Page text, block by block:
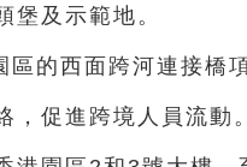
堡及示範地。
的西面跨河連接橋
，促進跨境人員流動